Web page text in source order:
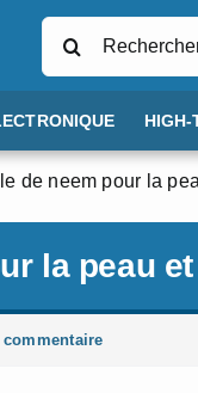
HIGH-
de neem pour la
la peau
commentaire